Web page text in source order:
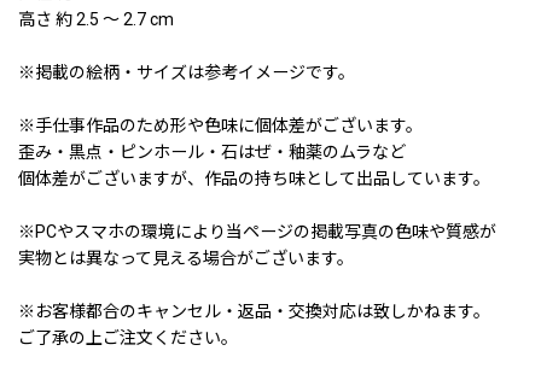
高さ 約 2.5 〜 2.7 cm
※掲載の絵柄・サイズは参考イメージです。
※手仕事作品のため形や色味に個体差がございます。
歪み・黒点・ピンホール・石はぜ・釉薬のムラなど
個体差がございますが、作品の持ち味として出品しています。
※PCやスマホの環境により当ページの掲載写真の色味や質感が
実物とは異なって見える場合がございます。
※お客様都合のキャンセル・返品・交換対応は致しかねます。
ご了承の上ご注文ください。